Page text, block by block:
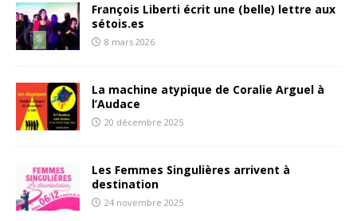
François Liberti écrit une (belle) lettre aux
sétois.es
8 mars 2026
La machine atypique de Coralie Arguel à
l’Audace
20 décembre 2025
Les Femmes Singulières arrivent à
destination
24 novembre 2025